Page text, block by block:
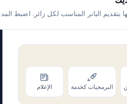
بتقديم البانر المناسب لكل زائر. اضبط
البرمجيات كخدمة الإعلام